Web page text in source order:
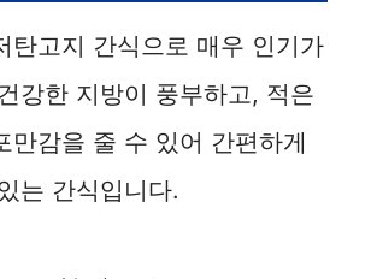
탄고지 간식으로 매우 인기가
강한 지방이 풍부하고, 적은
만감을 줄 수 있어 간편하게
는 간식입니다.